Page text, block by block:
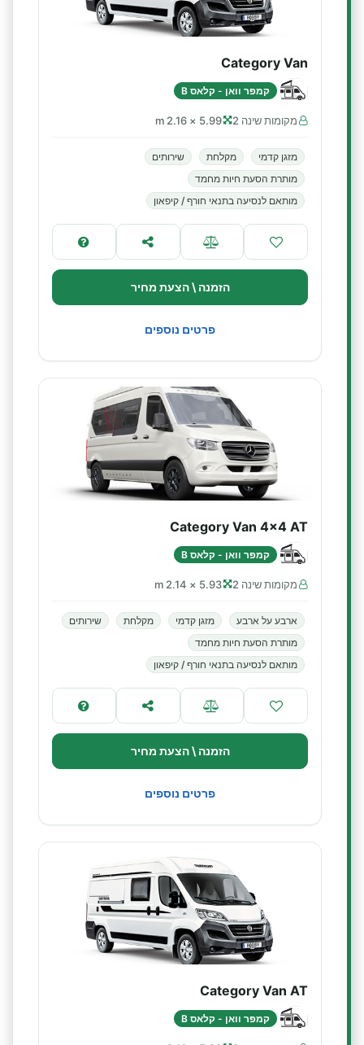
Category Van
קמפר וואן - קלאס B
מקומות שינה 2 5.99 × 2.16 m
מזגן קדמי מקלחת
שירותים
מותרת הסעת חיות מחמד
מותאם לנסיעה בתנאי חורף / קיפאון
הזמנה \ הצעת מחיר
פרטים נוספים
Category Van 4x4 AT
קמפר וואן - קלאס B
מקומות שינה 2 5.93 × 2.14 m
ארבע על ארבע מזגן קדמי מקלחת
שירותים
מותרת הסעת חיות מחמד
מותאם לנסיעה בתנאי חורף / קיפאון
הזמנה \ הצעת מחיר
פרטים נוספים
Category Van AT
קמפר וואן - קלאס B